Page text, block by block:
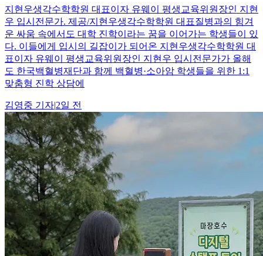
지현우생각수학학원 대표이자 유웨이 평생교육위원장인 지현
우 입시전문가. 제공/지현우생각수학학원 대표질병과의 힘겨
운 싸움 속에서도 대학 진학이라는 꿈을 이어가는 학생들이 있
다. 이들에게 입시의 길잡이가 되어온 지현우생각수학학원 대
표이자 유웨이 평생교육위원장인 지현우 입시전문가가 올해
도 한국백혈병재단과 함께 백혈병·소아암 학생들을 위한 1:1
맞춤형 진학 상담에
김영중 기자|2일 전